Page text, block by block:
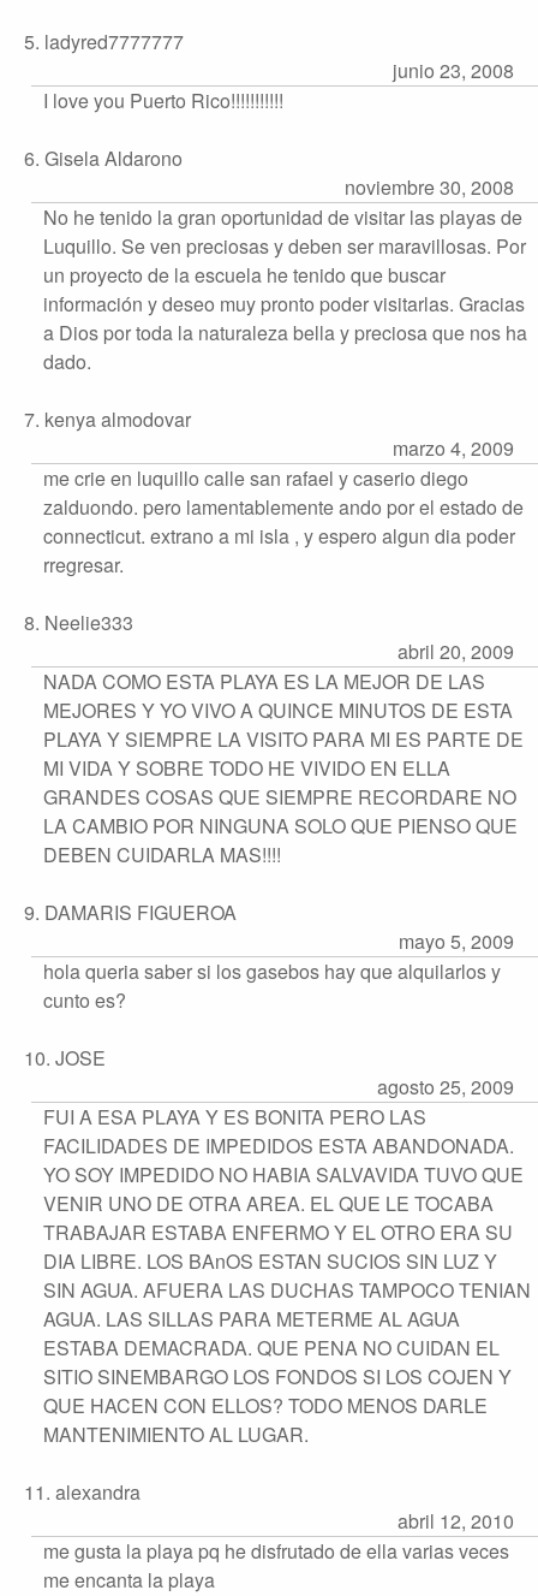
5. ladyred7777777
junio 23, 2008
I love you Puerto Rico!!!!!!!!!!!
6. Gisela Aldarono
noviembre 30, 2008
No he tenido la gran oportunidad de visitar las playas de
Luquillo. Se ven preciosas y deben ser maravillosas. Por
un proyecto de la escuela he tenido que buscar
información y deseo muy pronto poder visitarlas. Gracias
a Dios por toda la naturaleza bella y preciosa que nos ha
dado.
7. kenya almodovar
marzo 4, 2009
me crie en luquillo calle san rafael y caserio diego
zalduondo. pero lamentablemente ando por el estado de
connecticut. extrano a mi isla , y espero algun dia poder
rregresar.
8. Neelie333
abril 20, 2009
NADA COMO ESTA PLAYA ES LA MEJOR DE LAS
MEJORES Y YO VIVO A QUINCE MINUTOS DE ESTA
PLAYA Y SIEMPRE LA VISITO PARA MI ES PARTE DE
MI VIDA Y SOBRE TODO HE VIVIDO EN ELLA
GRANDES COSAS QUE SIEMPRE RECORDARE NO
LA CAMBIO POR NINGUNA SOLO QUE PIENSO QUE
DEBEN CUIDARLA MAS!!!!
9. DAMARIS FIGUEROA
mayo 5, 2009
hola queria saber si los gasebos hay que alquilarlos y
cunto es?
10. JOSE
agosto 25, 2009
FUI A ESA PLAYA Y ES BONITA PERO LAS
FACILIDADES DE IMPEDIDOS ESTA ABANDONADA.
YO SOY IMPEDIDO NO HABIA SALVAVIDA TUVO QUE
VENIR UNO DE OTRA AREA. EL QUE LE TOCABA
TRABAJAR ESTABA ENFERMO Y EL OTRO ERA SU
DIA LIBRE. LOS BAnOS ESTAN SUCIOS SIN LUZ Y
SIN AGUA. AFUERA LAS DUCHAS TAMPOCO TENIAN
AGUA. LAS SILLAS PARA METERME AL AGUA
ESTABA DEMACRADA. QUE PENA NO CUIDAN EL
SITIO SINEMBARGO LOS FONDOS SI LOS COJEN Y
QUE HACEN CON ELLOS? TODO MENOS DARLE
MANTENIMIENTO AL LUGAR.
11. alexandra
abril 12, 2010
me gusta la playa pq he disfrutado de ella varias veces
me encanta la playa